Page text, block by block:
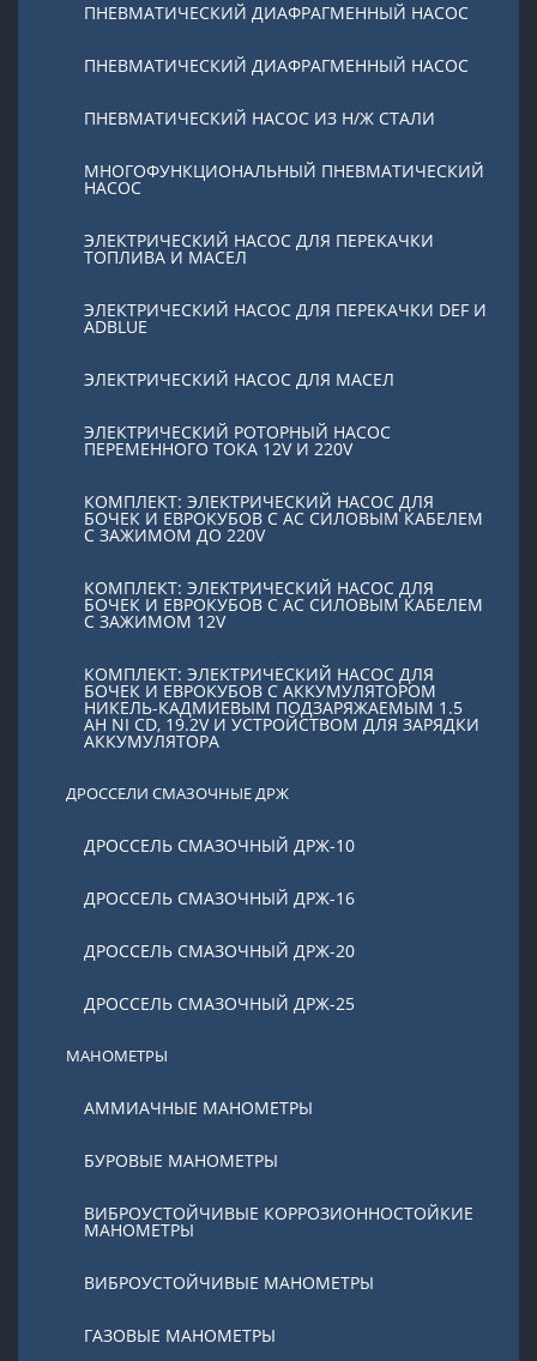
ПНЕВМАТИЧЕСКИЙ ДИАФРАГМЕННЫЙ НАСОС
ПНЕВМАТИЧЕСКИЙ ДИАФРАГМЕННЫЙ НАСОС
ПНЕВМАТИЧЕСКИЙ НАСОС ИЗ Н/Ж СТАЛИ
МНОГОФУНКЦИОНАЛЬНЫЙ ПНЕВМАТИЧЕСКИЙ
НАСОС
ЭЛЕКТРИЧЕСКИЙ НАСОС ДЛЯ ПЕРЕКАЧКИ
ТОПЛИВА И МАСЕЛ
ЭЛЕКТРИЧЕСКИЙ НАСОС ДЛЯ ПЕРЕКАЧКИ DEF И
ADBLUE
ЭЛЕКТРИЧЕСКИЙ НАСОС ДЛЯ МАСЕЛ
ЭЛЕКТРИЧЕСКИЙ РОТОРНЫЙ НАСОС
ПЕРЕМЕННОГО ТОКА 12V И 220V
КОМПЛЕКТ: ЭЛЕКТРИЧЕСКИЙ НАСОС ДЛЯ
БОЧЕК И ЕВРОКУБОВ С AC СИЛОВЫМ КАБЕЛЕМ
С ЗАЖИМОМ ДО 220V
КОМПЛЕКТ: ЭЛЕКТРИЧЕСКИЙ НАСОС ДЛЯ
БОЧЕК И ЕВРОКУБОВ С AC СИЛОВЫМ КАБЕЛЕМ
С ЗАЖИМОМ 12V
КОМПЛЕКТ: ЭЛЕКТРИЧЕСКИЙ НАСОС ДЛЯ
БОЧЕК И ЕВРОКУБОВ С АККУМУЛЯТОРОМ
НИКЕЛЬ-КАДМИЕВЫМ ПОДЗАРЯЖАЕМЫМ 1.5
AH NI CD, 19.2V И УСТРОЙСТВОМ ДЛЯ ЗАРЯДКИ
АККУМУЛЯТОРА
ДРОССЕЛИ СМАЗОЧНЫЕ ДРЖ
ДРОССЕЛЬ СМАЗОЧНЫЙ ДРЖ-10
ДРОССЕЛЬ СМАЗОЧНЫЙ ДРЖ-16
ДРОССЕЛЬ СМАЗОЧНЫЙ ДРЖ-20
ДРОССЕЛЬ СМАЗОЧНЫЙ ДРЖ-25
МАНОМЕТРЫ
АММИАЧНЫЕ МАНОМЕТРЫ
БУРОВЫЕ МАНОМЕТРЫ
ВИБРОУСТОЙЧИВЫЕ КОРРОЗИОННОСТОЙКИЕ
МАНОМЕТРЫ
ВИБРОУСТОЙЧИВЫЕ МАНОМЕТРЫ
ГАЗОВЫЕ МАНОМЕТРЫ